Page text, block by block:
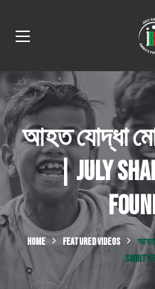
আহত যোদ্ধা
| July
HOME FEATURED VIDEOS
আহত
SMRITY